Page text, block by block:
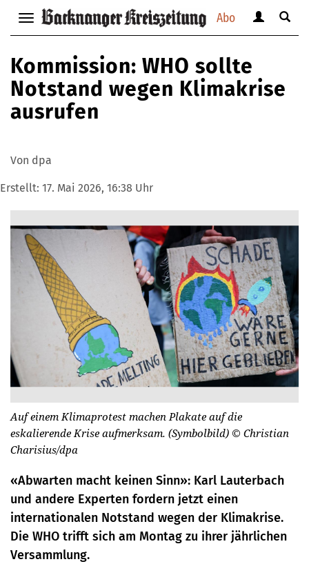
Abo
Navigation
anzeigen
verbergen
anzeigen
Suche
Kommission: WHO sollte
Notstand wegen Klimakrise
ausrufen
Von dpa
Erstellt: 17. Mai 2026, 16:38 Uhr
Auf einem Klimaprotest machen Plakate auf die
eskalierende Krise aufmerksam. (Symbolbild) © Christian
Charisius/dpa
«Abwarten macht keinen Sinn»: Karl Lauterbach
und andere Experten fordern jetzt einen
internationalen Notstand wegen der Klimakrise.
Die WHO trifft sich am Montag zu ihrer jährlichen
Versammlung.